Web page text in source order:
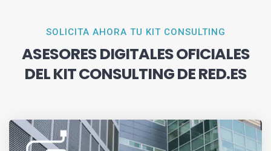
SOLICITA AHORA TU KIT CONSULTING
ASESORES DIGITALES OFICIALES
DEL KIT CONSULTING DE RED.ES